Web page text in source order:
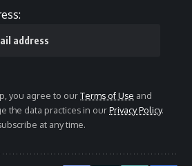
you agree to ourTerms of Use and
the data practices in ourPrivacy Policy.
at any time.